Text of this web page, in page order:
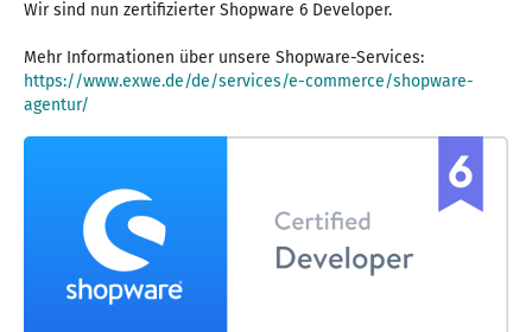
Wir sind nun zertifizierter Shopware 6 Developer.
https://www.exwe.de/de/services/e-commerce/shopware-
agentur/